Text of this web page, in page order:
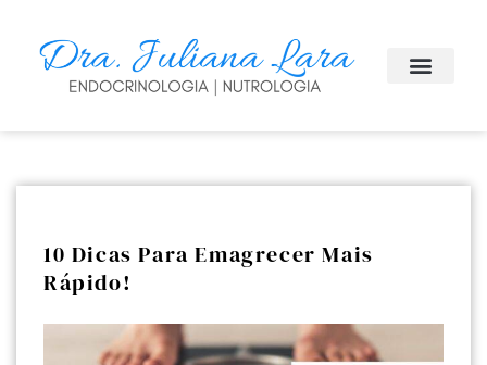
10 Dicas Para Emagrecer Mais
Rápido!